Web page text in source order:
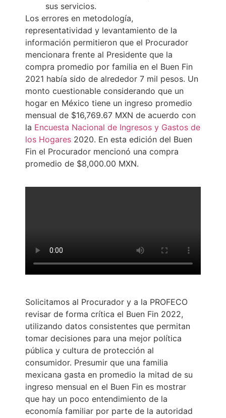
sus servicios.
Los errores en metodología,
representatividad y levantamiento de la
información permitieron que el Procurador
mencionara frente al Presidente que la
compra promedio por familia en el Buen Fin
2021 había sido de alrededor 7 mil pesos. Un
monto cuestionable considerando que un
hogar en México tiene un ingreso promedio
mensual de $16,769.67 MXN de acuerdo con
la Encuesta Nacional de Ingresos y Gastos de
los Hogares 2020. En esta edición del Buen
Fin el Procurador mencionó una compra
promedio de $8,000.00 MXN.
Solicitamos al Procurador y a la PROFECO
revisar de forma crítica el Buen Fin 2022,
utilizando datos consistentes que permitan
tomar decisiones para una mejor política
pública y cultura de protección al
consumidor. Presumir que una familia
mexicana gasta en promedio la mitad de su
ingreso mensual en el Buen Fin es mostrar
que hay un poco entendimiento de la
economía familiar por parte de la autoridad